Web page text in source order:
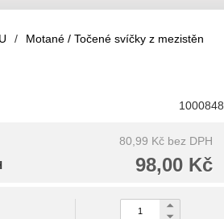
/ Motané / Točené svíčky z mezistěn
1000848
80,99 Kč bez DPH
98,00 Kč